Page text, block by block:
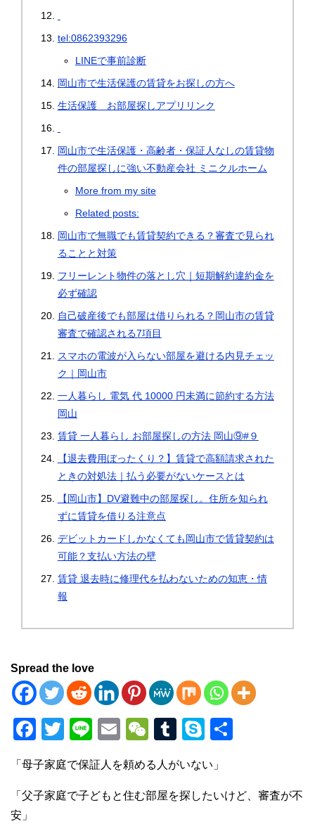
tel:0862393296
LINEで事前診断
岡山市で生活保護の賃貸をお探しの方へ
生活保護 お部屋探しアプリリンク
岡山市で生活保護・高齢者・保証人なしの賃貸物
件の部屋探しに強い不動産会社 ミニクルホーム
More from my site
Related posts:
岡山市で無職でも賃貸契約できる？審査で見られ
ることと対策
フリーレント物件の落とし穴｜短期解約違約金を
必ず確認
自己破産後でも部屋は借りられる？岡山市の賃貸
審査で確認される7項目
スマホの電波が入らない部屋を避ける内見チェッ
ク｜岡山市
一人暮らし 電気 代 10000 円未満に節約する方法
岡山
賃貸 一人暮らし お部屋探しの方法 岡山⑨#９
【退去費用ぼったくり？】賃貸で高額請求された
ときの対処法｜払う必要がないケースとは
【岡山市】DV避難中の部屋探し。住所を知られ
ずに賃貸を借りる注意点
デビットカードしかなくても岡山市で賃貸契約は
可能？支払い方法の壁
賃貸 退去時に修理代を払わないための知恵・情
報
Spread the love
F
c
e
T
tt
er
Li
e
E
ail
W
C
h
T
m
bl
S
p
e
「母子家庭で保証人を頼める人がいない」
「父子家庭で子どもと住む部屋を探したいけど、審査が不
安」